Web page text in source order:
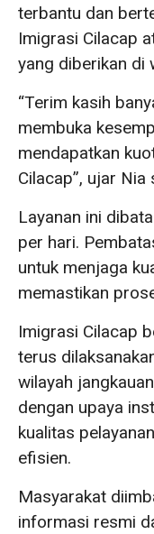
terbantu dan
Imigrasi Cilacap
yang diberikan di
“Terim kasih
membuka
mendapatkan
Cilacap”, ujar
Layanan ini
per hari.
untuk menjaga
memastikan
Imigrasi Cilacap
terus
wilayah
dengan upaya
kualitas
efisien.
Masyarakat
informasi resmi